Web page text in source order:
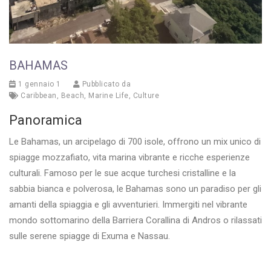
BAHAMAS
1 gennaio 1
Pubblicato da
Caribbean , Beach, Marine Life, Culture
Panoramica
Le Bahamas, un arcipelago di 700 isole, offrono un mix unico di
spiagge mozzafiato, vita marina vibrante e ricche esperienze
culturali. Famoso per le sue acque turchesi cristalline e la
sabbia bianca e polverosa, le Bahamas sono un paradiso per gli
amanti della spiaggia e gli avventurieri. Immergiti nel vibrante
mondo sottomarino della Barriera Corallina di Andros o rilassati
sulle serene spiagge di Exuma e Nassau.